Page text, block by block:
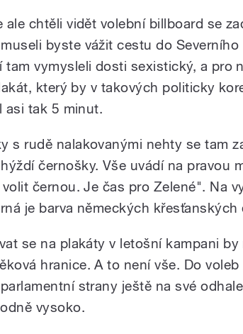
ale chtěli vidět volební billboard se
byste vážit cestu do Severního
tam vymysleli dosti sexistický, a pro
který by v takových politicky
asi tak 5 minut.
s rudě nalakovanými nehty se tam
černošky. Vše uvádí na pravou
černou. Je čas pro Zelené". Na
je barva německých křesťanských
se na plakáty v letošní kampani
hranice. A to není vše. Do
strany ještě na své
vysoko.